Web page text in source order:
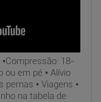
•Compressão: 18-
ou em pé • Alívio
• Viagens •
na tabela de